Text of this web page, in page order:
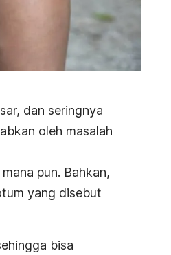
dan seringnya
oleh masalah
pun. Bahkan,
yang disebut
bisa